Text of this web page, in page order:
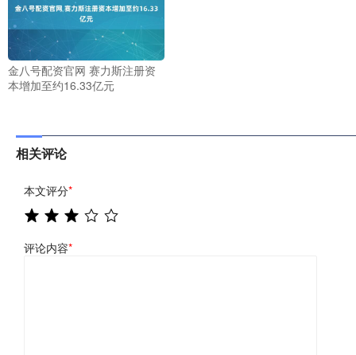
金八号配资官网 赛力斯注册资
本增加至约16.33亿元
相关评论
本文评分*
评论内容*